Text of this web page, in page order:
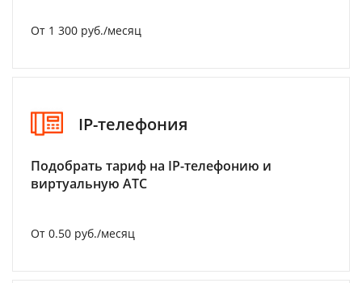
От 1 300 руб./месяц
IP-телефония
Подобрать тариф на IP-телефонию и
виртуальную АТС
От 0.50 руб./месяц